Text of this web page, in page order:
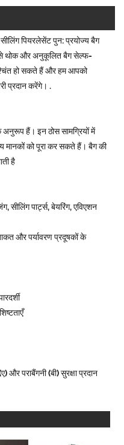
पियरलेसेंट पुन: प्रयोज्य बैग
से थोक और अनुकूलित बैग सेल्फ-
हो सकते हैं और हम आपको
प्रदान करेंगे। .
हैं। इन ठोस सामग्रियों में
मानकों को पूरा कर सकते हैं। बैग की
है
पार्ट्स, बेयरिंग, एविएशन
और पर्यावरण प्रदूषकों के
और पराबैंगनी (बी) सुरक्षा प्रदान